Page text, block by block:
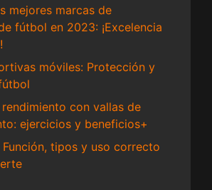
mejores marcas de
fútbol en 2023: ¡Excelencia
móviles: Protección y
con vallas de
ejercicios y beneficios+
Función, tipos y uso correcto